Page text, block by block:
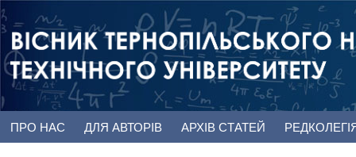
ПРО НАС ДЛЯ АВТОРІВ АРХІВ СТАТЕЙ